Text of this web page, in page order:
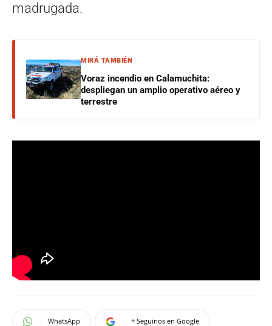
madrugada.
MIRÁ TAMBIÉN
Voraz incendio en Calamuchita:
despliegan un amplio operativo aéreo y
terrestre
WhatsApp + Seguinos en Google